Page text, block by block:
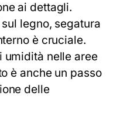
ai dettagli.
legno, segatura
è cruciale.
umidità nelle aree
è anche un passo
delle